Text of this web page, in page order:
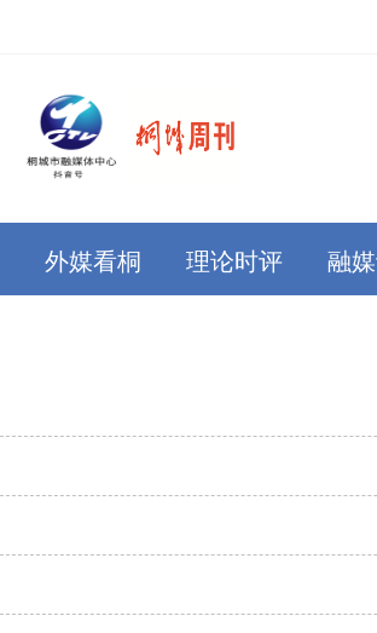
外媒看桐 理论时评 融